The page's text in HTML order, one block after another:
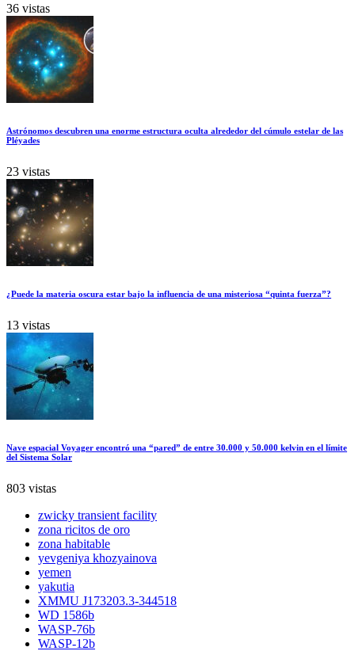
36 vistas
Astrónomos descubren una enorme estructura oculta alrededor del cúmulo estelar de las
Pléyades
23 vistas
¿Puede la materia oscura estar bajo la influencia de una misteriosa “quinta fuerza”?
13 vistas
Nave espacial Voyager encontró una “pared” de entre 30.000 y 50.000 kelvin en el límite
del Sistema Solar
803 vistas
zwicky transient facility
zona ricitos de oro
zona habitable
yevgeniya khozyainova
yemen
yakutia
XMMU J173203.3-344518
WD 1586b
WASP-76b
WASP-12b